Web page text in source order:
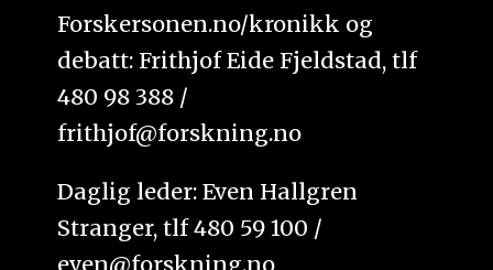
Forskersonen.no/kronikk og
debatt: Frithjof Eide Fjeldstad, tlf
480 98 388 /
frithjof@forskning.no
Daglig leder: Even Hallgren
Stranger, tlf 480 59 100 /
even@forskning.no